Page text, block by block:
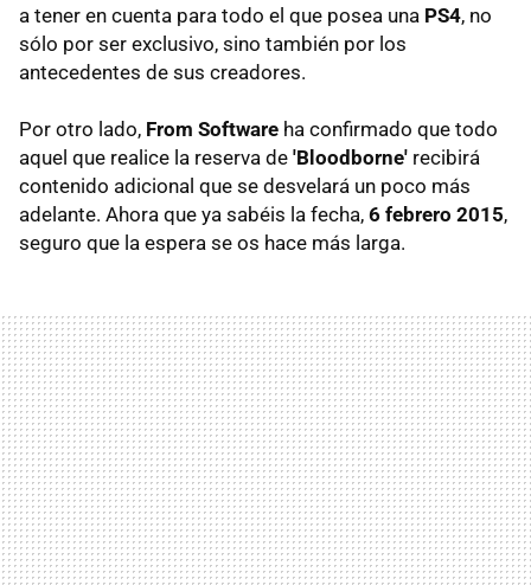
a tener en cuenta para todo el que posea una PS4, no
sólo por ser exclusivo, sino también por los
antecedentes de sus creadores.
Por otro lado, From Software ha confirmado que todo
aquel que realice la reserva de 'Bloodborne' recibirá
contenido adicional que se desvelará un poco más
adelante. Ahora que ya sabéis la fecha, 6 febrero 2015,
seguro que la espera se os hace más larga.